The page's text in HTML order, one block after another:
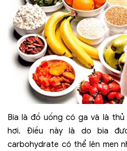
Bia là đồ uống có ga và là
hơi. Điều này là do bia
carbohydrate có thể lên men